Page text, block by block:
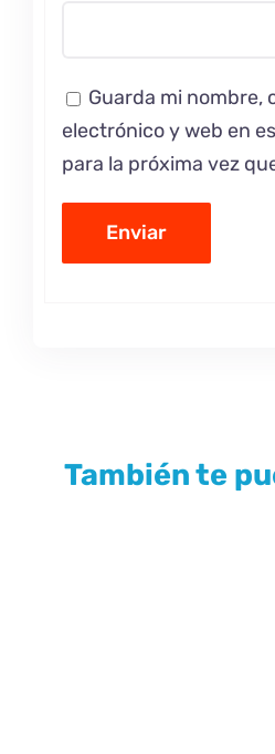
Guarda mi nombre,
electrónico y web en
para la próxima vez
También te